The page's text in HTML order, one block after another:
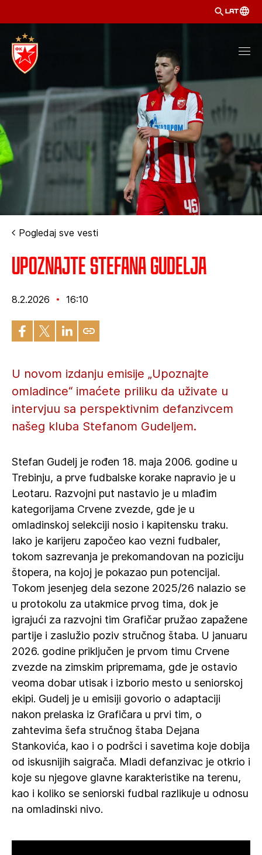
LAT
Pogledaj sve vesti
Upoznajte Stefana Gudelja
8.2.2026 16:10
U novom izdanju emisije „Upoznajte
omladince“ imaćete priliku da uživate u
intervjuu sa perspektivnim defanzivcem
našeg kluba Stefanom Gudeljem.
Stefan Gudelj je rođen 18. maja 2006. godine u
Trebinju, a prve fudbalske korake napravio je u
Leotaru. Razvojni put nastavio je u mlađim
kategorijama Crvene zvezde, gde je u
omladinskoj selekciji nosio i kapitensku traku.
Iako je karijeru započeo kao vezni fudbaler,
tokom sazrevanja je prekomandovan na poziciju
štopera, na kojoj je pokazao pun potencijal.
Tokom jesenjeg dela sezone 2025/26 nalazio se
u protokolu za utakmice prvog tima, dok je
igrajući za razvojni tim Grafičar pružao zapažene
partije i zaslužio poziv stručnog štaba. U januaru
2026. godine priključen je prvom timu Crvene
zvezde na zimskim pripremama, gde je ostavio
veoma dobar utisak i izborio mesto u seniorskoj
ekipi. Gudelj je u emisiji govorio o adaptaciji
nakon prelaska iz Grafičara u prvi tim, o
zahtevima šefa stručnog štaba Dejana
Stankovića, kao i o podršci i savetima koje dobija
od iskusnijih saigrača. Mladi defanzivac je otkrio i
koje su njegove glavne karakteristike na terenu,
kao i koliko se seniorski fudbal razlikuje u odnosu
na omladinski nivo.